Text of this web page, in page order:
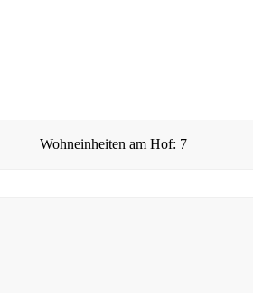
Wohneinheiten am Hof: 7